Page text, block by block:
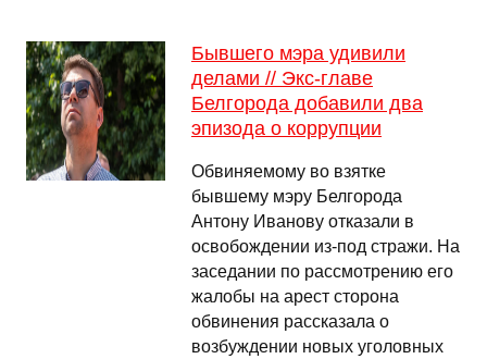
Бывшего мэра удивили
делами // Экс-главе
Белгорода добавили два
эпизода о коррупции
Обвиняемому во взятке
бывшему мэру Белгорода
Антону Иванову отказали в
освобождении из-под стражи. На
заседании по рассмотрению его
жалобы на арест сторона
обвинения рассказала о
возбуждении новых уголовных